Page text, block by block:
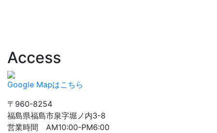
Access
Google Mapはこちら
〒960-8254
福島県福島市泉字堀ノ内3-8
営業時間 AM10:00-PM6:00